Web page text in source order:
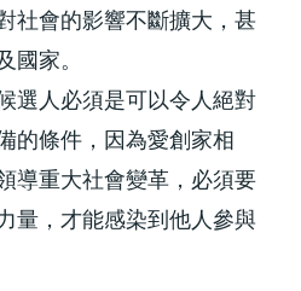
社會的影響不斷擴大，甚
國家。
選人必須是可以令人絕對
的條件，因為愛創家相
導重大社會變革，必須要
量，才能感染到他人參與